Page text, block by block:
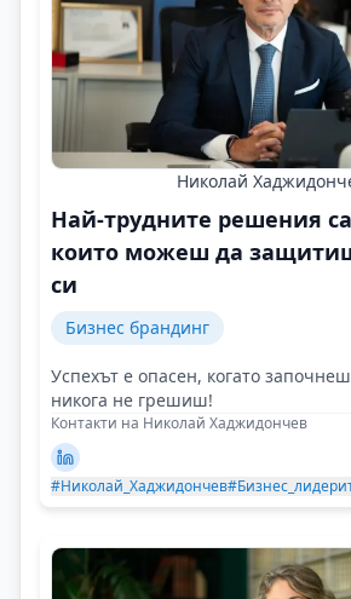
Николай
Най-трудните решения
които можеш да
си
Бизнес брандинг
Успехът е опасен, когато
никога не грешиш!
Контакти на Николай Хаджидончев
#Николай_Хаджидончев